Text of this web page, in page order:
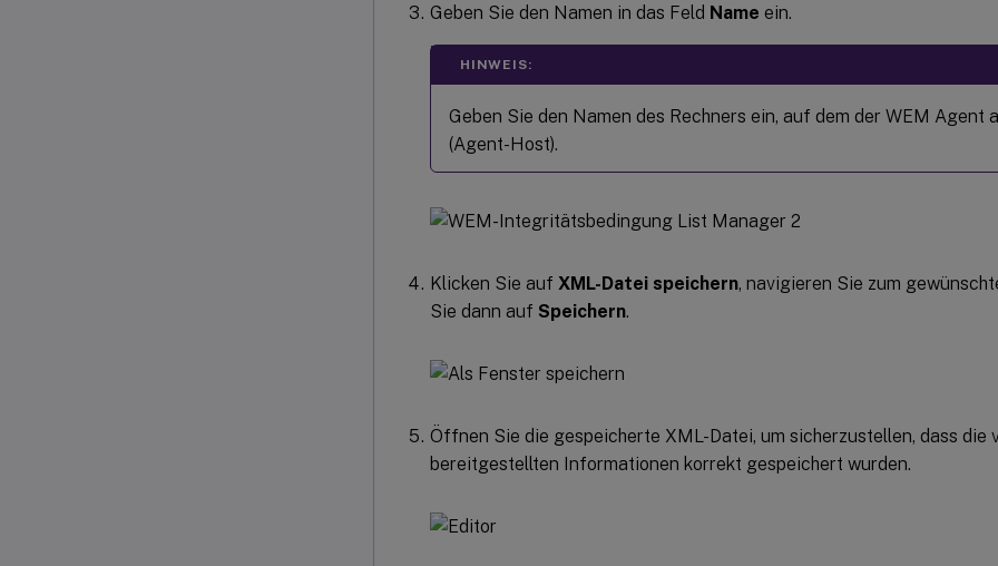
Geben Sie den Namen in das Feld Name ein.
HINWEIS:
Geben Sie den Namen des Rechners ein, auf dem der WEM Agent
(Agent-Host).
Klicken Sie auf XML-Datei speichern, navigieren Sie zum
Sie dann auf Speichern.
Öffnen Sie die gespeicherte XML-Datei, um sicherzustellen, dass die
bereitgestellten Informationen korrekt gespeichert wurden.